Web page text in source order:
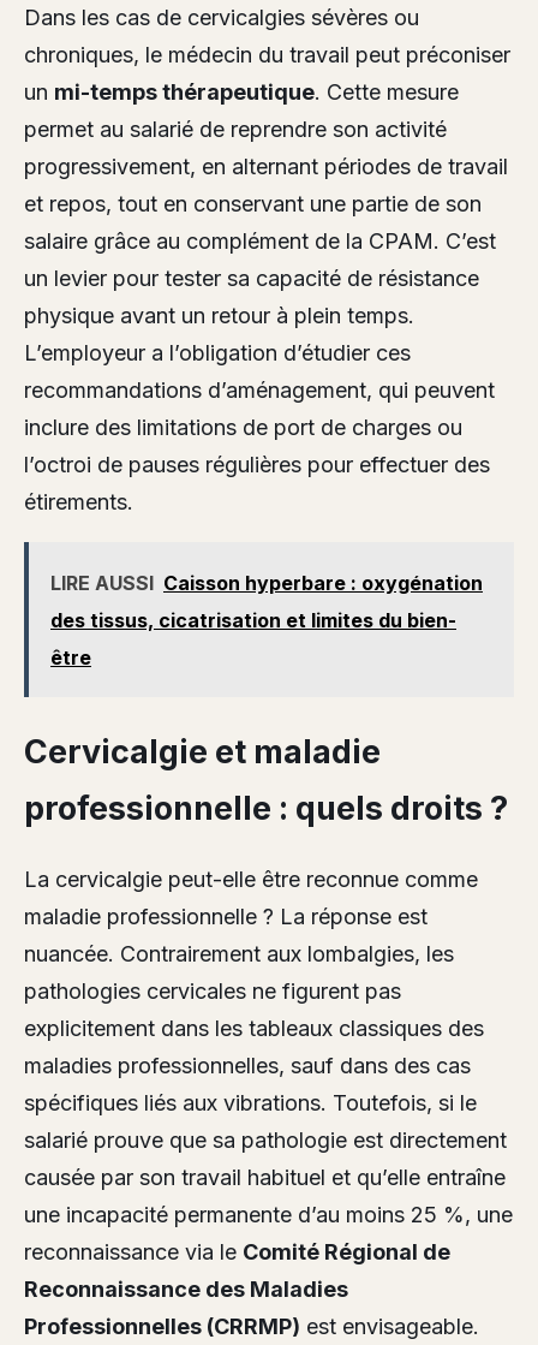
Dans les cas de cervicalgies sévères ou
chroniques, le médecin du travail peut préconiser
un mi-temps thérapeutique. Cette mesure
permet au salarié de reprendre son activité
progressivement, en alternant périodes de travail
et repos, tout en conservant une partie de son
salaire grâce au complément de la CPAM. C’est
un levier pour tester sa capacité de résistance
physique avant un retour à plein temps.
L’employeur a l’obligation d’étudier ces
recommandations d’aménagement, qui peuvent
inclure des limitations de port de charges ou
l’octroi de pauses régulières pour effectuer des
étirements.
LIRE AUSSI Caisson hyperbare : oxygénation
des tissus, cicatrisation et limites du bien-
être
Cervicalgie et maladie
professionnelle : quels droits ?
La cervicalgie peut-elle être reconnue comme
maladie professionnelle ? La réponse est
nuancée. Contrairement aux lombalgies, les
pathologies cervicales ne figurent pas
explicitement dans les tableaux classiques des
maladies professionnelles, sauf dans des cas
spécifiques liés aux vibrations. Toutefois, si le
salarié prouve que sa pathologie est directement
causée par son travail habituel et qu’elle entraîne
une incapacité permanente d’au moins 25 %, une
reconnaissance via le Comité Régional de
Reconnaissance des Maladies
Professionnelles (CRRMP) est envisageable.